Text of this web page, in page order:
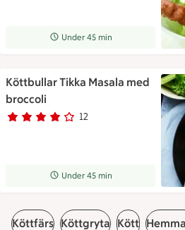
Receptet tar Under 45 min att tillaga
Under 45 min
Köttbullar Tikka Masala med
broccoli
Betyg 4 av 5.
12
12 personer har röstat
Receptet tar Under 45 min att tillaga
Under 45 min
Köttfärs Köttgryta Kött